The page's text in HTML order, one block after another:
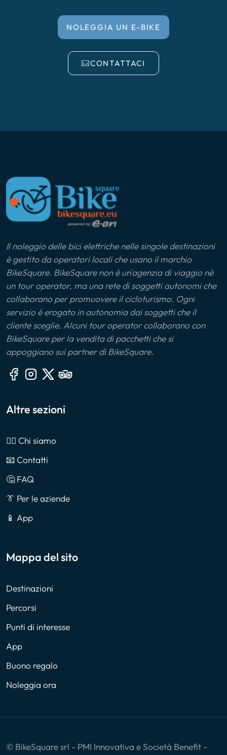
NOLEGGIA UN E-BIKE
CONTATTACI
Il noleggio delle bici elettriche nelle singole destinazioni
è gestito da operatori locali che usano il marchio
BikeSquare. BikeSquare non è un'agenzia di viaggio nè
un tour operator, ma una rete di soggetti autonomi che
collaborano per promuovere il cicloturismo. Ogni
servizio è erogato in autonomia dai soggetti che il
cliente sceglie. Alcuni tour operator collaborano con
BikeSquare per la vendita di pacchetti che si
appoggiano sui partner di BikeSquare.
Altre sezioni
🙎‍♂️ Chi siamo
📧 Contatti
🤔 FAQ
👔 Per le aziende
📱 App
Mappa del sito
Destinazioni
Percorsi
Punti di interesse
App
Buono regalo
Noleggia ora
© BikeSquare srl - PMI Innovativa e Società Benefit -